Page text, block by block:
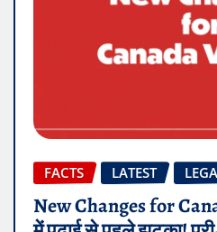
FACTS LATEST
New Changes for